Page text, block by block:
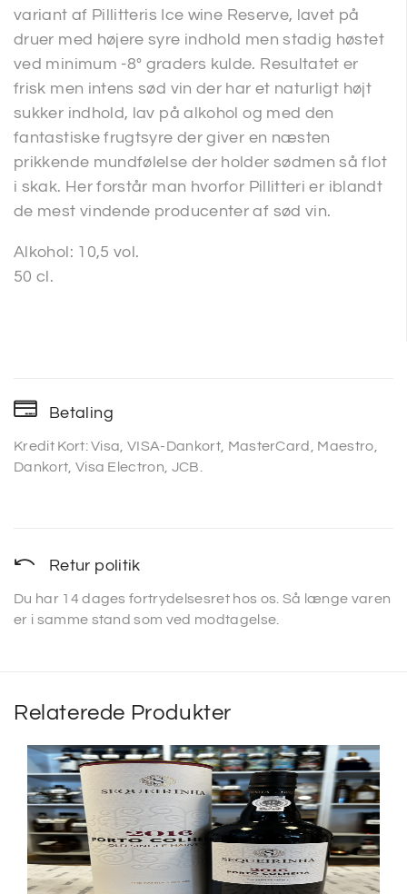
variant af Pillitteris Ice wine Reserve, lavet på
druer med højere syre indhold men stadig høstet
ved minimum -8° graders kulde. Resultatet er
frisk men intens sød vin der har et naturligt højt
sukker indhold, lav på alkohol og med den
fantastiske frugtsyre der giver en næsten
prikkende mundfølelse der holder sødmen så flot
i skak. Her forstår man hvorfor Pillitteri er iblandt
de mest vindende producenter af sød vin.
Alkohol: 10,5 vol.
50 cl.
Betaling
Kredit Kort: Visa, VISA-Dankort, MasterCard, Maestro,
Dankort, Visa Electron, JCB.
Retur politik
Du har 14 dages fortrydelsesret hos os. Så længe varen
er i samme stand som ved modtagelse.
Relaterede Produkter